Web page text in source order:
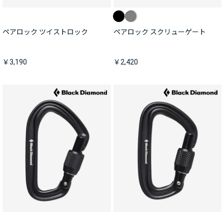
ペアロック ツイストロック
￥3,190
ペアロック スクリューゲート
￥2,420